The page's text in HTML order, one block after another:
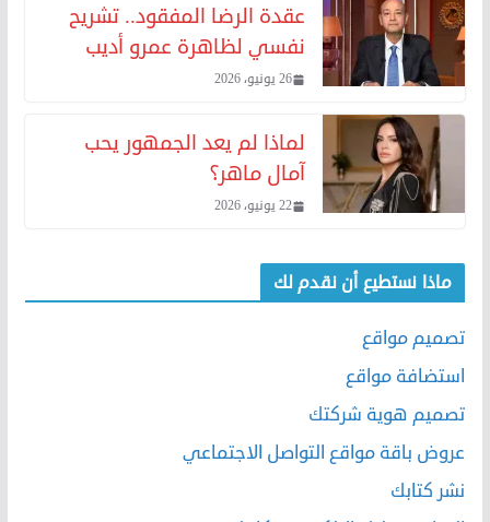
عقدة الرضا المفقود.. تشريح
نفسي لظاهرة عمرو أديب
26 يونيو، 2026
لماذا لم يعد الجمهور يحب
آمال ماهر؟
22 يونيو، 2026
ماذا نستطيع أن نقدم لك
تصميم مواقع
استضافة مواقع
تصميم هوية شركتك
عروض باقة مواقع التواصل الاجتماعي
نشر كتابك